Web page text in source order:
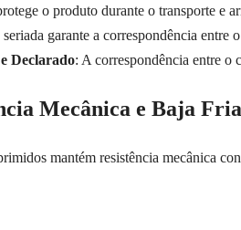
o produto durante o transporte e
garante a correspondência entre
Declarado: A correspondência entre o
Mecânica e Baja Fria
mantém resistência mecânica